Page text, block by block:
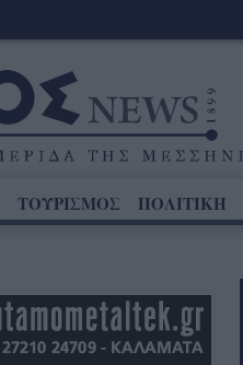
ΤΟΥΡΙΣΜΟΣ ΠΟΛΙΤΙΚΗ